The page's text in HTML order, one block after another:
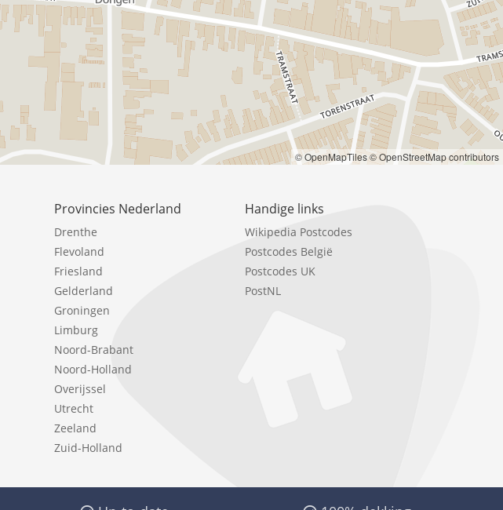
© OpenMapTiles© OpenStreetMap contributors
Provincies Nederland
Drenthe
Flevoland
Friesland
Gelderland
Groningen
Limburg
Noord-Brabant
Noord-Holland
Overijssel
Utrecht
Zeeland
Zuid-Holland
Handige links
Wikipedia Postcodes
Postcodes België
Postcodes UK
PostNL